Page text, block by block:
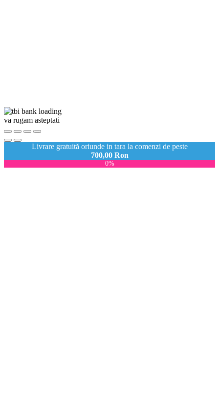
va rugam asteptati
Livrare gratuită oriunde in tara la comenzi de peste
700,00 Ron
0%